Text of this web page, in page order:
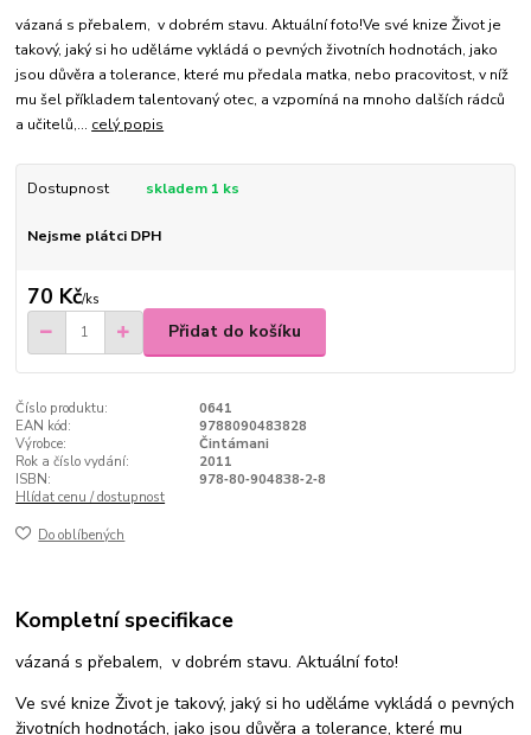
vázaná s přebalem, v dobrém stavu. Aktuální foto!Ve své knize Život je
takový, jaký si ho uděláme vykládá o pevných životních hodnotách, jako
jsou důvěra a tolerance, které mu předala matka, nebo pracovitost, v níž
mu šel příkladem talentovaný otec, a vzpomíná na mnoho dalších rádců
a učitelů,... celý popis
Dostupnost skladem 1 ks
Nejsme plátci DPH
70 Kč/ks
Přidat do košíku
Číslo produktu:
0641
EAN kód:
9788090483828
Výrobce:
Čintámani
Rok a číslo vydání:
2011
ISBN:
978‑80‑904838‑2‑8
Hlídat cenu / dostupnost
Do oblíbených
Kompletní specifikace
vázaná s přebalem, v dobrém stavu. Aktuální foto!
Ve své knize Život je takový, jaký si ho uděláme vykládá o pevných
životních hodnotách, jako jsou důvěra a tolerance, které mu